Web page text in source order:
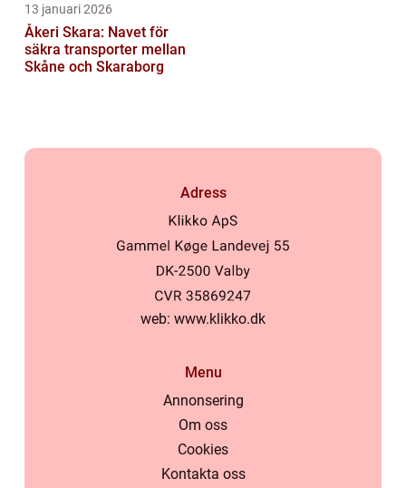
13 januari 2026
Åkeri Skara: Navet för
säkra transporter mellan
Skåne och Skaraborg
Adress
web: www.klikko.dk
Menu
Annonsering
Om oss
Cookies
Kontakta oss